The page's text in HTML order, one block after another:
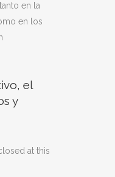
en la
en los
el
y
at this